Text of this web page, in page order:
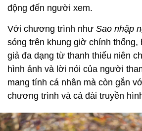
động đến người xem.
Với chương trình như Sao nhập
sóng trên khung giờ chính thống,
giả đa dạng từ thanh thiếu niên
hình ảnh và lời nói của người
mang tính cá nhân mà còn gắn
chương trình và cả đài truyền